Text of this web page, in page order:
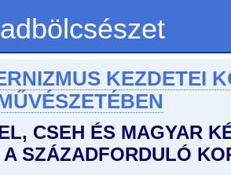
KEZDETEI
CSEH ÉS MAGYAR
SZÁZADFORDULÓ